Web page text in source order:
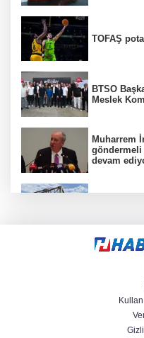
TOFAŞ
BTSO
Meslek
Muharrem
göndermeli
devam
yaz tatili